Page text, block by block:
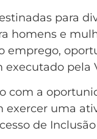
para
homens e
pela
com a
uma
de